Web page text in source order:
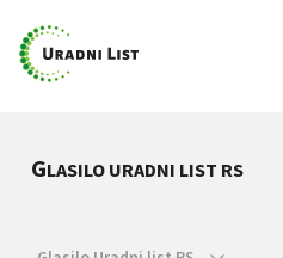
GLASILO URADNI LIST RS